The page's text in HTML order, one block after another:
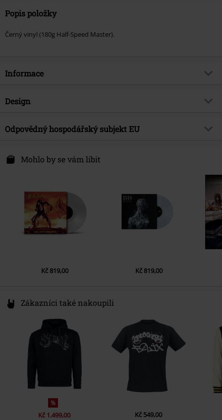
Popis položky
Černý vinyl (180g Half-Speed ​​​​Master).
Informace
Zboží č.
Hudební žánr
Alternativní / nezávislý
Kapela
Design
Typ výrobku
LP
Odpovědný hospodářský subjekt EU
Neumühlen 17
Mohlo by se vám líbit
Kč 819,00 Kč 819,00
Zákazníci také nakoupili
%
Kč 1.499,00 Kč 549,00